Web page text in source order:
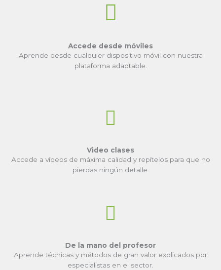
Accede desde móviles
Aprende desde cualquier dispositivo móvil con nuestra
plataforma adaptable.
Video clases
Accede a vídeos de máxima calidad y repítelos para que no
pierdas ningún detalle.
De la mano del profesor
Aprende técnicas y métodos de gran valor explicados por
especialistas en el sector.